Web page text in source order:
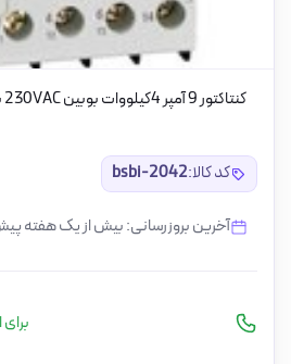
کنتاکتور 9 آمپر 4کیلووات بوبین 230VAC برند لواتو ایتالیا
کد کالا:bsbi-2042
آخرین بروزرسانی: بیش از یک هفته